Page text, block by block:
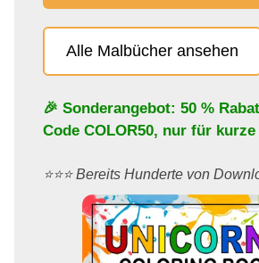
Alle Malbücher ansehen
🎉 Sonderangebot: 50 %
Code COLOR50, nur für kurze
⭐️⭐️⭐️ Bereits Hunderte von